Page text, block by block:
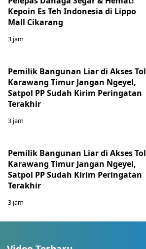
Kepoin Es Teh Indonesia di Lippo
Mall Cikarang
3 jam
Pemilik Bangunan Liar di Akses Tol
Karawang Timur Jangan Ngeyel,
Satpol PP Sudah Kirim Peringatan
Terakhir
3 jam
Pemilik Bangunan Liar di Akses Tol
Karawang Timur Jangan Ngeyel,
Satpol PP Sudah Kirim Peringatan
Terakhir
3 jam